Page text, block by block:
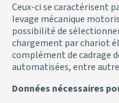
Ceux-ci se caractérisent
levage mécanique
possibilité de
chargement par chariot
complément de cadrage
automatisées, entre
Données nécessaires